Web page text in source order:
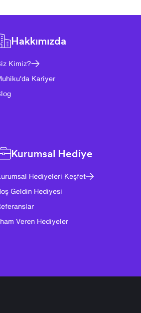
Hakkımızda
Kimiz?
Kariyer
Kurumsal Hediye
Hediyeleri Keşfet
Geldin Hediyesi
Veren Hediyeler